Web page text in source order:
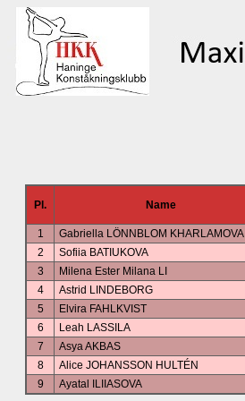
Pl. Name
1 Gabriella LÖNNBLOM KHARLAMOVA
2
Sofiia BATIUKOVA
3
Milena Ester Milana LI
4
Astrid LINDEBORG
5
Elvira FAHLKVIST
6
Leah LASSILA
7
Asya AKBAS
8
Alice JOHANSSON HULTÉN
9
Ayatal ILIIASOVA